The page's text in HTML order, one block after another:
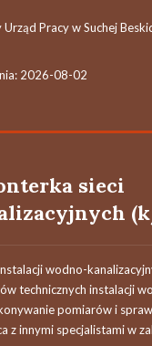
Pracy w Suchej
2026-08-02
sieci
wodno-
technicznych instalacji
pomiarów i
z innymi specjalistami w